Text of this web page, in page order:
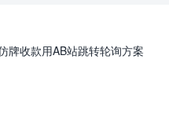
牌收款用AB站跳转轮询方案